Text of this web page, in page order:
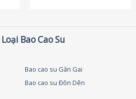
thể.
tùy
Bao Cao Su
Bao cao su Gân Gai
Bao cao su Đôn Dên